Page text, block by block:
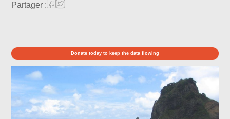
Partager :
Donate today to keep the data flowing